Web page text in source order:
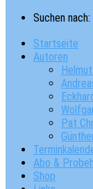
Suchen nach:
Startseite
Autoren
Pat
Abo &
Shop